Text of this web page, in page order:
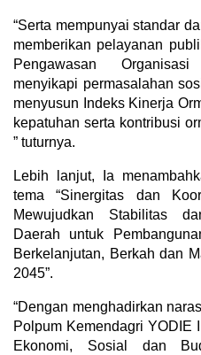
“Serta mempunyai standar
memberikan pelayanan
Pengawasan
menyikapi permasalahan
menyusun Indeks Kinerja
kepatuhan serta kontribusi
” tuturnya.
Lebih lanjut, Ia
tema “Sinergitas dan
Mewujudkan Stabilitas
Daerah untuk
Berkelanjutan, Berkah dan
2045”.
“Dengan menghadirkan
Polpum Kemendagri YODIE
Ekonomi, Sosial dan